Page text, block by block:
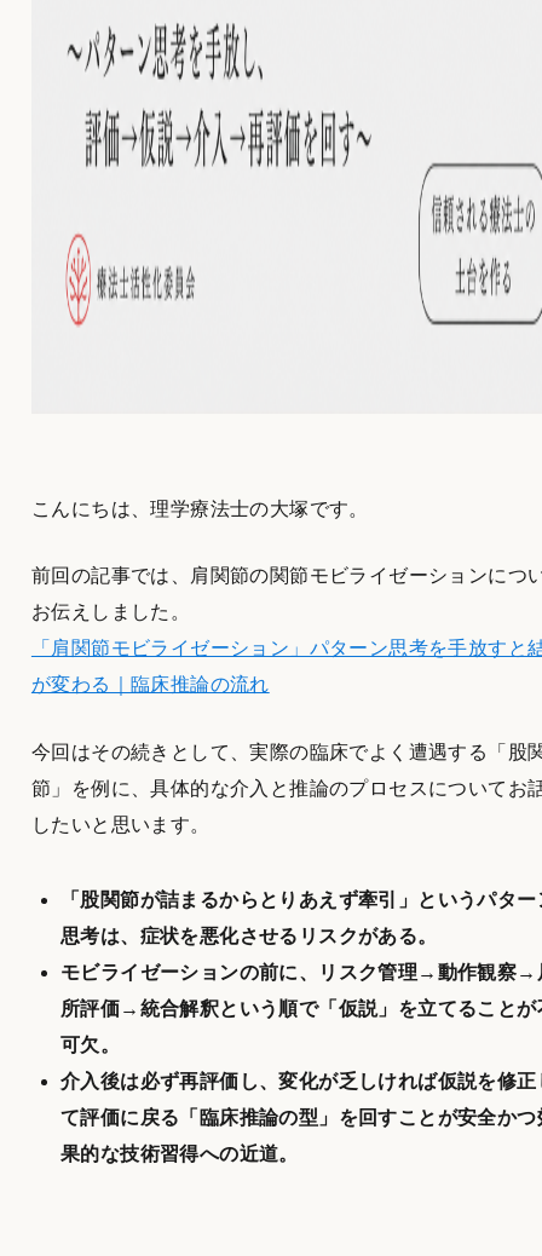
こんにちは、理学療法士の大塚です。
前回の記事では、肩関節の関節モビライゼーションにつ
お伝えしました。
「肩関節モビライゼーション」パターン思考を手放すと
が変わる｜臨床推論の流れ
今回はその続きとして、実際の臨床でよく遭遇する「股
節」を例に、具体的な介入と推論のプロセスについてお
したいと思います。
「股関節が詰まるからとりあえず牽引」というパター
思考は、症状を悪化させるリスクがある。
モビライゼーションの前に、リスク管理→動作観察→
所評価→統合解釈という順で「仮説」を立てることが
可欠。
介入後は必ず再評価し、変化が乏しければ仮説を修正
て評価に戻る「臨床推論の型」を回すことが安全かつ
果的な技術習得への近道。